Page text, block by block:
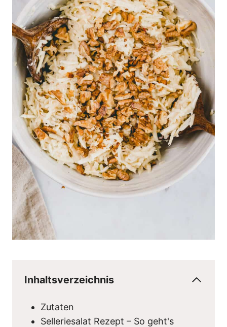
Inhaltsverzeichnis
Zutaten
Selleriesalat Rezept – So geht's